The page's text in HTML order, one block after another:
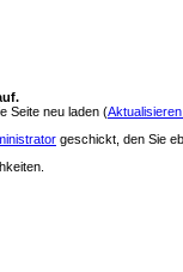
Seite neu laden (
geschickt, den Sie